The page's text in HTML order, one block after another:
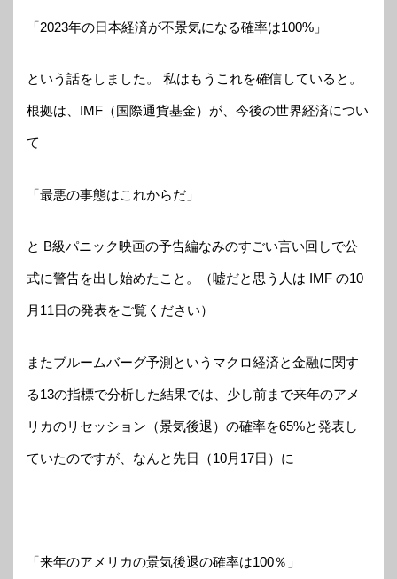
「2023年の日本経済が不景気になる確率は100%」
という話をしました。 私はもうこれを確信していると。
根拠は、IMF（国際通貨基金）が、今後の世界経済につい
て
「最悪の事態はこれからだ」
と B級パニック映画の予告編なみのすごい言い回しで公
式に警告を出し始めたこと。（嘘だと思う人は IMF の10
月11日の発表をご覧ください）
またブルームバーグ予測というマクロ経済と金融に関す
る13の指標で分析した結果では、少し前まで来年のアメ
リカのリセッション（景気後退）の確率を65%と発表し
ていたのですが、なんと先日（10月17日）に
「来年のアメリカの景気後退の確率は100％」